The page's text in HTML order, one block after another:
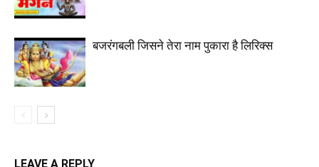
बजरंगबली जिसने तेरा नाम पुकारा है लिरिक्स
LEAVE A REPLY